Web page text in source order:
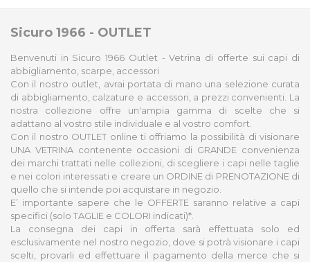
Sicuro 1966 - OUTLET
Benvenuti in Sicuro 1966 Outlet - Vetrina di offerte sui capi di
abbigliamento, scarpe, accessori
Con il nostro outlet, avrai portata di mano una selezione curata
di abbigliamento, calzature e accessori, a prezzi convenienti. La
nostra collezione offre un'ampia gamma di scelte che si
adattano al vostro stile individuale e al vostro comfort.
Con il nostro OUTLET online ti offriamo la possibilità di visionare
UNA VETRINA contenente occasioni di GRANDE convenienza
dei marchi trattati nelle collezioni, di scegliere i capi nelle taglie
e nei colori interessati e creare un ORDINE di PRENOTAZIONE di
quello che si intende poi acquistare in negozio.
E’ importante sapere che le OFFERTE saranno relative a capi
specifici (solo TAGLIE e COLORI indicati)*.
La consegna dei capi in offerta sarà effettuata solo ed
esclusivamente nel nostro negozio, dove si potrà visionare i capi
scelti, provarli ed effettuare il pagamento della merce che si